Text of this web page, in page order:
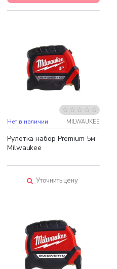
Нет в наличии MILWAUKEE
Рулетка набор Premium 5м
Milwaukee
Уточнить цену